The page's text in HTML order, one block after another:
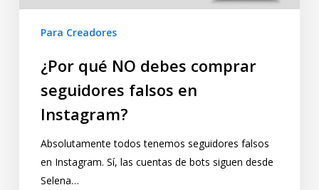
Para Creadores
¿Por qué NO debes comprar
seguidores falsos en
Instagram?
Absolutamente todos tenemos seguidores falsos
en Instagram. Sí, las cuentas de bots siguen desde
Selena…